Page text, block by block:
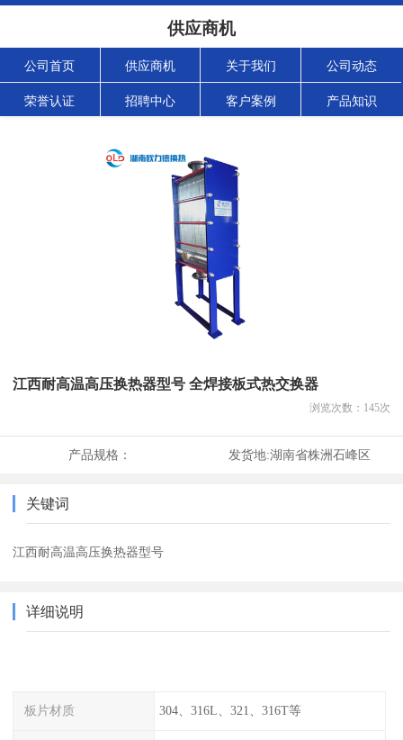
供应商机
公司首页 供应商机 关于我们 公司动态
荣誉认证 招聘中心 客户案例 产品知识
江西耐高温高压换热器型号 全焊接板式热交换器
浏览次数： 145次
产品规格： 发货地:湖南省株洲石峰区
关键词
江西耐高温高压换热器型号
详细说明
板片材质 304、316L、321、316T等